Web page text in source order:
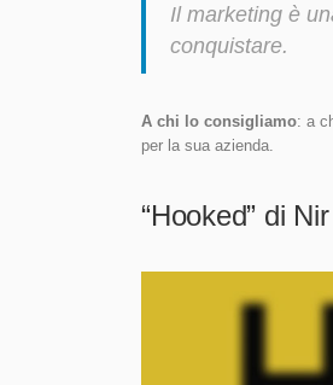
Il marketing è
conquistare.
A chi lo consigliamo: a
per la sua azienda.
“Hooked” di